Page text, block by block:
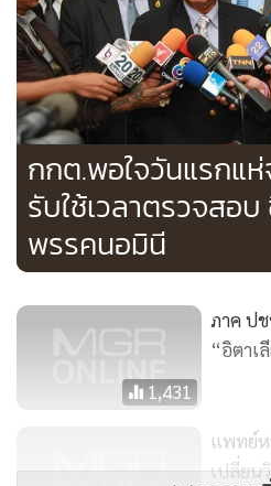
กกต.พอใจวันแรกแ
รับใช้เวลาตรวจสอ
พรรคนอมินี
1,431
ภาค ป
“อิตาเ
แพทย์ห
เปลี่ยน